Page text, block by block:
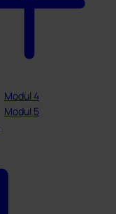
Modul 4
Modul 5